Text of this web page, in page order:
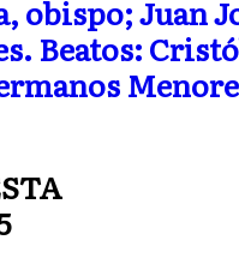
obispo; Juan
Beatos: